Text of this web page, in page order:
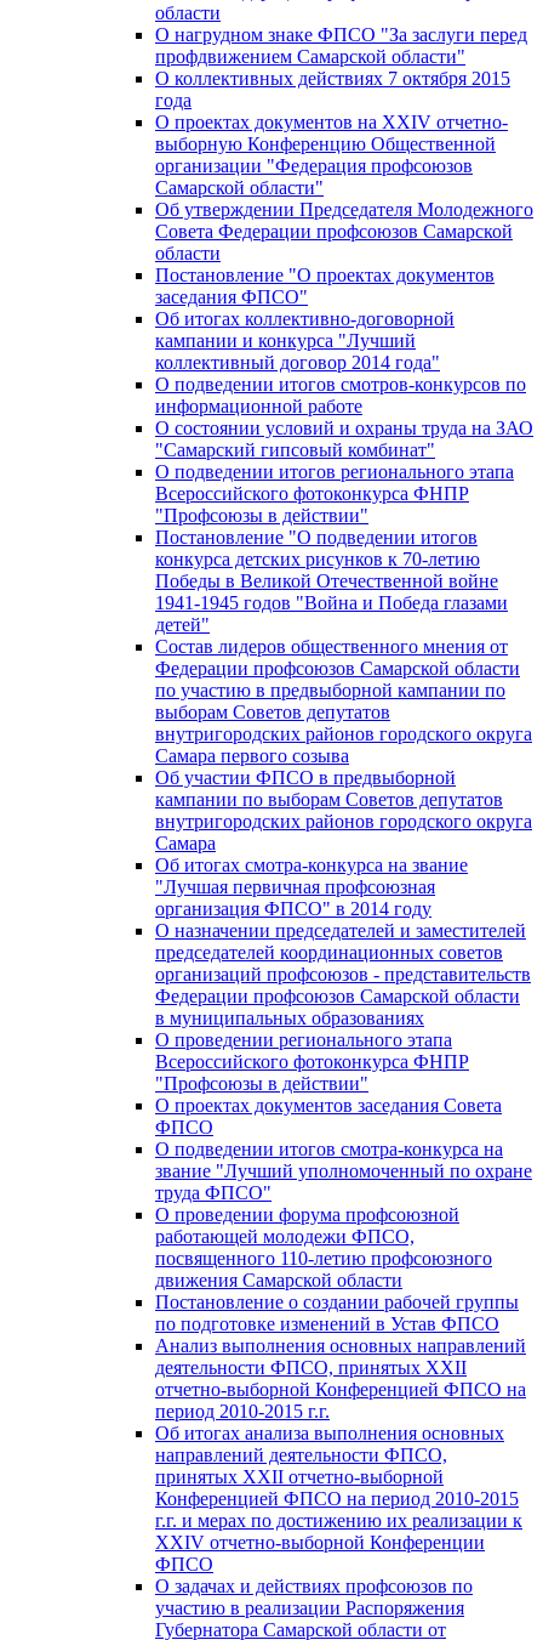
области
О нагрудном знаке ФПСО "За заслуги перед
профдвижением Самарской области"
О коллективных действиях 7 октября 2015
года
О проектах документов на XXIV отчетно-
выборную Конференцию Общественной
организации "Федерация профсоюзов
Самарской области"
Об утверждении Председателя Молодежного
Совета Федерации профсоюзов Самарской
области
Постановление "О проектах документов
заседания ФПСО"
Об итогах коллективно-договорной
кампании и конкурса "Лучший
коллективный договор 2014 года"
О подведении итогов смотров-конкурсов по
информационной работе
О состоянии условий и охраны труда на ЗАО
"Самарский гипсовый комбинат"
О подведении итогов регионального этапа
Всероссийского фотоконкурса ФНПР
"Профсоюзы в действии"
Постановление "О подведении итогов
конкурса детских рисунков к 70-летию
Победы в Великой Отечественной войне
1941-1945 годов "Война и Победа глазами
детей"
Состав лидеров общественного мнения от
Федерации профсоюзов Самарской области
по участию в предвыборной кампании по
выборам Советов депутатов
внутригородских районов городского округа
Самара первого созыва
Об участии ФПСО в предвыборной
кампании по выборам Советов депутатов
внутригородских районов городского округа
Самара
Об итогах смотра-конкурса на звание
"Лучшая первичная профсоюзная
организация ФПСО" в 2014 году
О назначении председателей и заместителей
председателей координационных советов
организаций профсоюзов - представительств
Федерации профсоюзов Самарской области
в муниципальных образованиях
О проведении регионального этапа
Всероссийского фотоконкурса ФНПР
"Профсоюзы в действии"
О проектах документов заседания Совета
ФПСО
О подведении итогов смотра-конкурса на
звание "Лучший уполномоченный по охране
труда ФПСО"
О проведении форума профсоюзной
работающей молодежи ФПСО,
посвященного 110-летию профсоюзного
движения Самарской области
Постановление о создании рабочей группы
по подготовке изменений в Устав ФПСО
Анализ выполнения основных направлений
деятельности ФПСО, принятых XXII
отчетно-выборной Конференцией ФПСО на
период 2010-2015 г.г.
Об итогах анализа выполнения основных
направлений деятельности ФПСО,
принятых XXII отчетно-выборной
Конференцией ФПСО на период 2010-2015
г.г. и мерах по достижению их реализации к
XXIV отчетно-выборной Конференции
ФПСО
О задачах и действиях профсоюзов по
участию в реализации Распоряжения
Губернатора Самарской области от